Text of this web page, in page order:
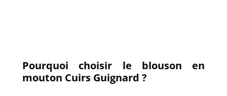
Pourquoi choisir le blouson en
mouton Cuirs Guignard ?